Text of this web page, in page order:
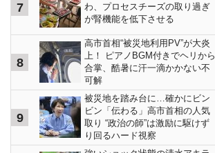
7
わ、プロセスチーズの取り過ぎ
が腎機能を低下させる
8
高市首相“被災地利用PV”が大炎
上！ ピアノBGM付きでヘリから
合掌、酷暑に汗一滴かかない不
可解
9
被災地を踏み台に…確かにビン
ビン「伝わる」高市首相の人気
取り “政治の師”は激励に駆けず
り回るハード視察